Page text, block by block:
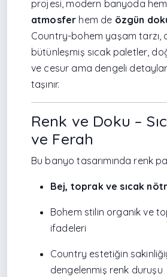
projesi, modern banyoda hem
atmosfer hem de özgün
Country-bohem yaşam tarzı,
bütünleşmiş sıcak paletler,
ve cesur ama dengeli
taşınır.
Renk ve Doku –
ve Ferah
Bu banyo tasarımında renk
Bej, toprak ve sıcak
Bohem stilin organik ve
ifadeleri
Country estetiğin
dengelenmiş renk duruşu